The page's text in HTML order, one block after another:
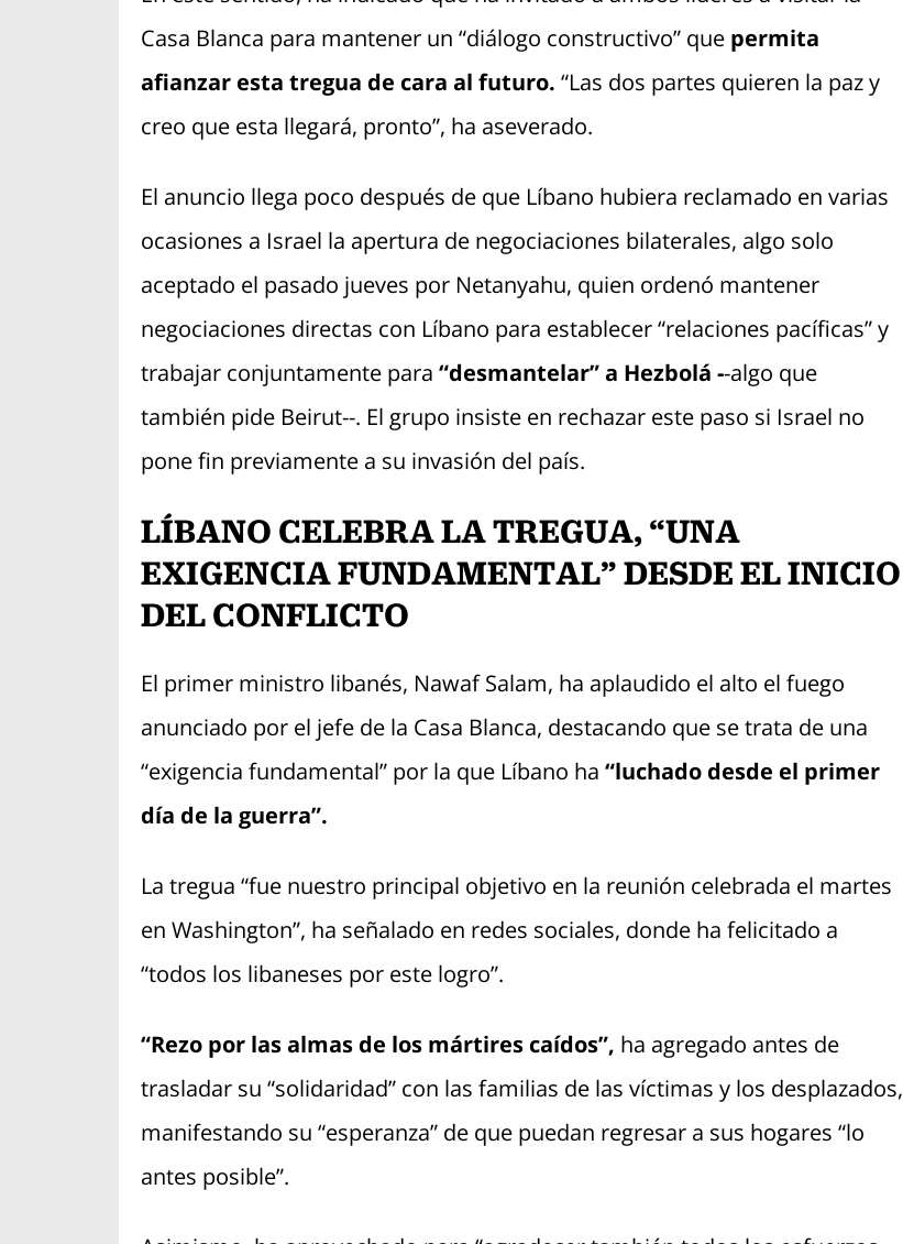
Casa Blanca para mantener un “diálogo constructivo” que permita
afianzar esta tregua de cara al futuro. “Las dos partes quieren la paz y
creo que esta llegará, pronto”, ha aseverado.
El anuncio llega poco después de que Líbano hubiera reclamado en varias
ocasiones a Israel la apertura de negociaciones bilaterales, algo solo
aceptado el pasado jueves por Netanyahu, quien ordenó mantener
negociaciones directas con Líbano para establecer “relaciones pacíficas” y
trabajar conjuntamente para “desmantelar” a Hezbolá --algo que
también pide Beirut--. El grupo insiste en rechazar este paso si Israel no
pone fin previamente a su invasión del país.
LÍBANO CELEBRA LA TREGUA, “UNA
EXIGENCIA FUNDAMENTAL” DESDE EL INICIO
DEL CONFLICTO
El primer ministro libanés, Nawaf Salam, ha aplaudido el alto el fuego
anunciado por el jefe de la Casa Blanca, destacando que se trata de una
“exigencia fundamental” por la que Líbano ha “luchado desde el primer
día de la guerra”.
La tregua “fue nuestro principal objetivo en la reunión celebrada el martes
en Washington”, ha señalado en redes sociales, donde ha felicitado a
“todos los libaneses por este logro”.
“Rezo por las almas de los mártires caídos”, ha agregado antes de
trasladar su “solidaridad” con las familias de las víctimas y los desplazados,
manifestando su “esperanza” de que puedan regresar a sus hogares “lo
antes posible”.